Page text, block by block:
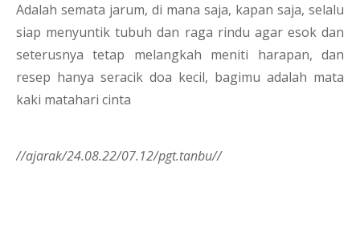
Adalah semata jarum, di mana saja, kapan saja, selalu
siap menyuntik tubuh dan raga rindu agar esok dan
seterusnya tetap melangkah meniti harapan, dan
resep hanya seracik doa kecil, bagimu adalah mata
kaki matahari cinta
//ajarak/24.08.22/07.12/pgt.tanbu//